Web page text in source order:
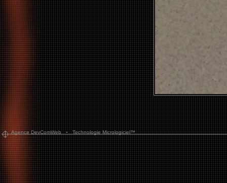
Agence DevComWeb-Technologie Micrologiciel™